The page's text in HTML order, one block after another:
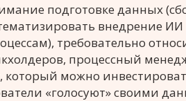
подготовке данных
внедрение ИИ
требовательно
процессный
который можно
«голосуют» своими